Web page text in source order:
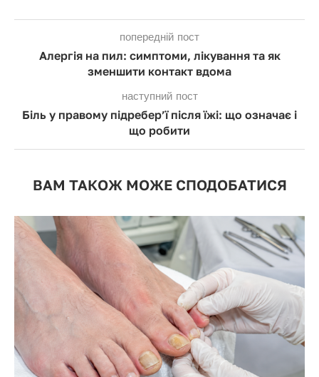
попередній пост
Алергія на пил: симптоми, лікування та як
зменшити контакт вдома
наступний пост
Біль у правому підребер’ї після їжі: що означає і
що робити
ВАМ ТАКОЖ МОЖЕ СПОДОБАТИСЯ